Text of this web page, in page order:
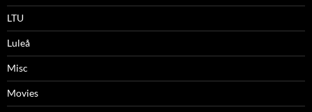
LTU
Luleå
Misc
Movies